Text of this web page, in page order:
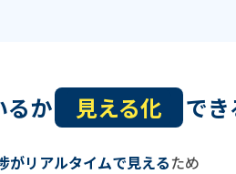
るか 見える化 でき
がリアルタイムで見えるため